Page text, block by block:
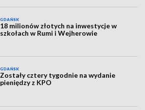
GDAŃSK
18 milionów złotych na inwestycje w
szkołach w Rumi i Wejherowie
GDAŃSK
Zostały cztery tygodnie na wydanie
pieniędzy z KPO